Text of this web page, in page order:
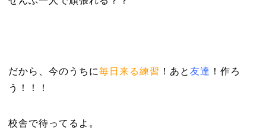
だから、今のうちに毎日来る練習 ！あと 友達 ！作ろ
う！！！
校舎で待ってるよ。